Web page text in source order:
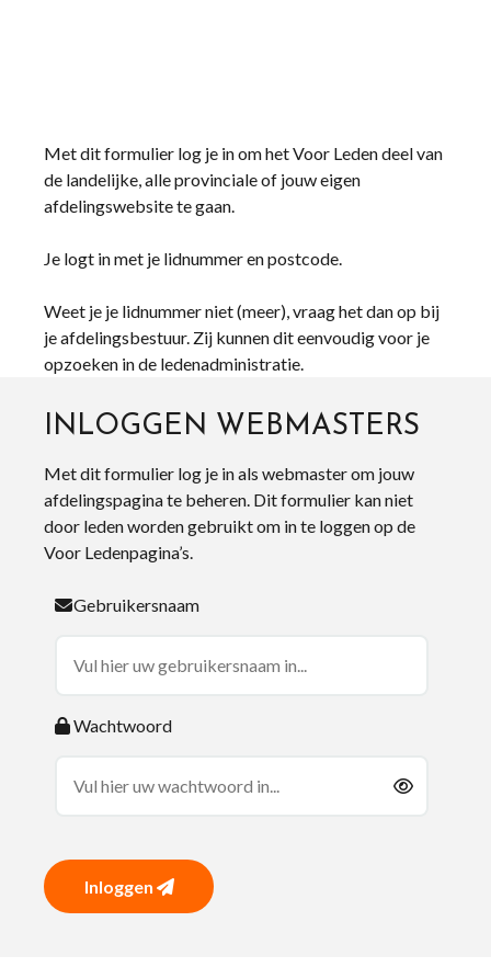
Met dit formulier log je in om het Voor Leden deel van
de landelijke, alle provinciale of jouw eigen
afdelingswebsite te gaan.
Je logt in met je lidnummer en postcode.
Weet je je lidnummer niet (meer), vraag het dan op bij
je afdelingsbestuur. Zij kunnen dit eenvoudig voor je
opzoeken in de ledenadministratie.
INLOGGEN WEBMASTERS
Met dit formulier log je in als webmaster om jouw
afdelingspagina te beheren. Dit formulier kan niet
door leden worden gebruikt om in te loggen op de
Voor Ledenpagina’s.
Gebruikersnaam
Wachtwoord
Inloggen